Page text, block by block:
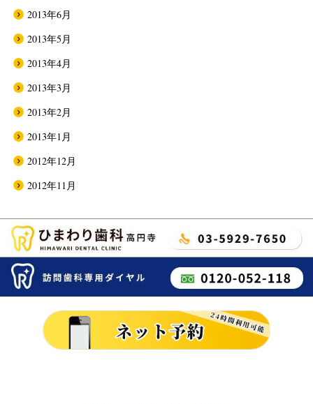
2013年6月
2013年5月
2013年4月
2013年3月
2013年2月
2013年1月
2012年12月
2012年11月